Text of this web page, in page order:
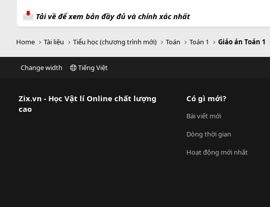
Tải về để xem bản đầy đủ và chính xác nhất
Home Tài liệu Tiểu học (chương trình mới) Toán Toán 1 Giáo án Toán 1
Change width Tiếng Việt
Zix.vn - Học Vật lí Online chất lượng
cao
Có gì mới?
Bài viết mới
Dòng thời gian
Hoạt động mới nhất